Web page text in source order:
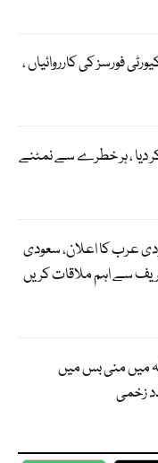
فورسز کی کارروائیاں ،
دیا ، ہر خطرے سے نمٹنے
عرب کا اعلان، سعودی
سے اہم ملاقات کریں
میں منی بس میں